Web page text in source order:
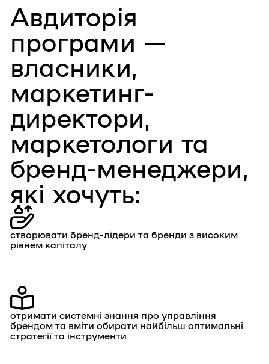
Авдиторія
програми —
власники,
маркетинг-
директори,
маркетологи та
бренд-менеджери,
які хочуть:
створювати бренд-лідери та бренди з високим
рівнем капіталу
отримати системні знання про управління
брендом та вміти обирати найбільш оптимальні
стратегії та інструменти